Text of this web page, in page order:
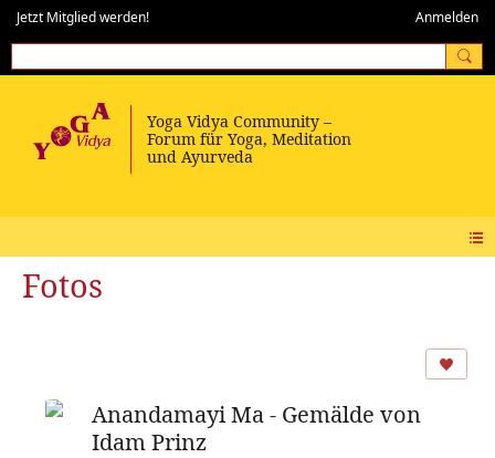
Jetzt Mitglied werden! Anmelden
Fotos
Anandamayi Ma - Gemälde von
Idam Prinz